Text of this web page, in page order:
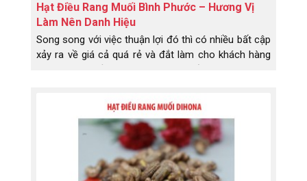
Hạt Điều Rang Muối Bình Phước – Hương Vị
Làm Nên Danh Hiệu
Song song với việc thuận lợi đó thì có nhiều bất cập
xảy ra về giá cả quá rẻ và đắt làm cho khách hàng
thân, bạn bè thì sao – họ lỡ nhận phải hàng dỡ, họ
có dám nói với bạn là đồ bạn biếu tặng dỡ quá
không? Không hề, không hề nói. Trong vấn đề này
bạn không cố ý, nhưng...